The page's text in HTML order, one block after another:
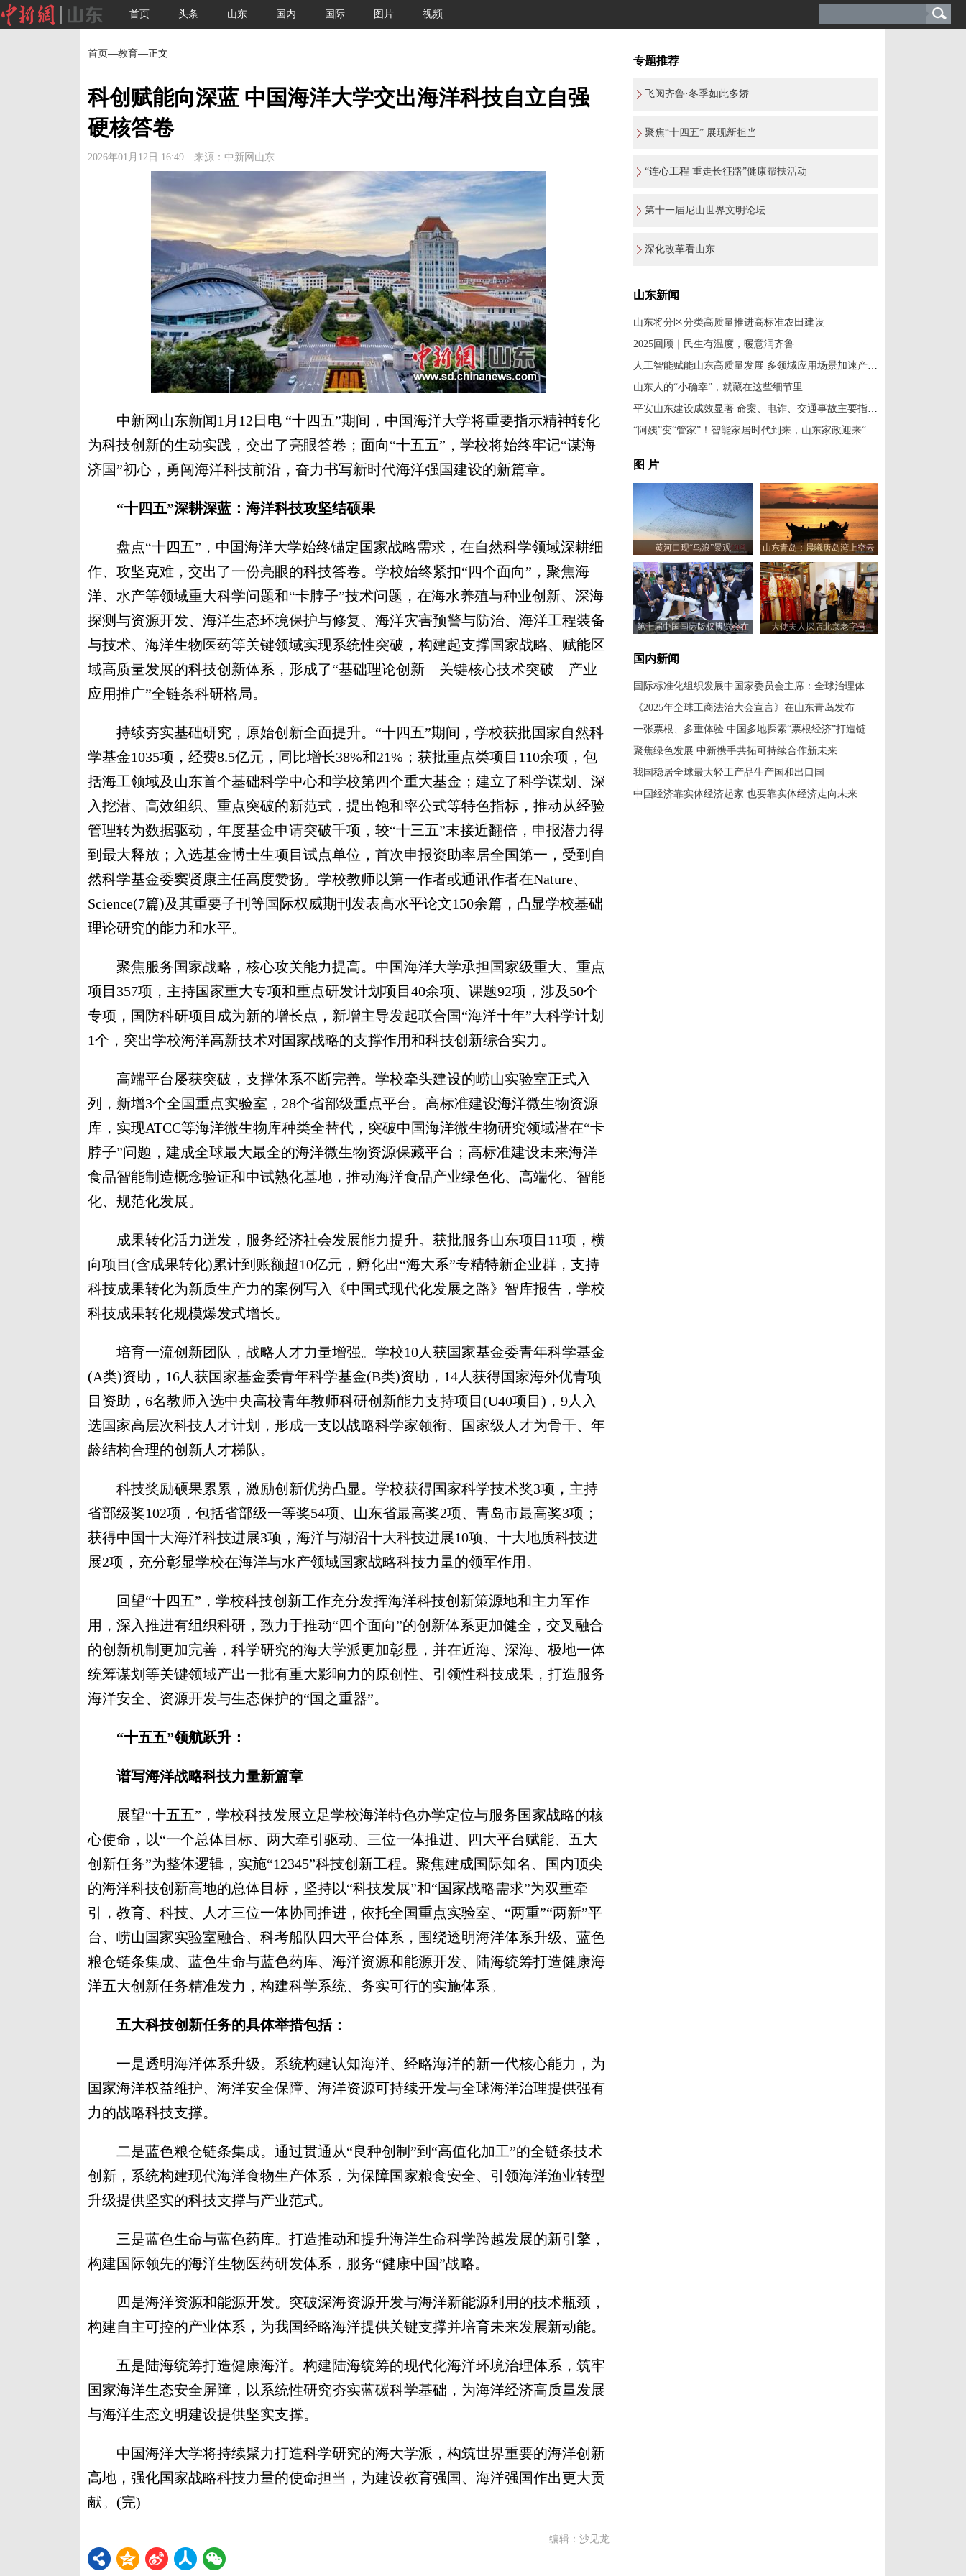
首页 头条 山东 国内 国际 图片 视频
首页—教育—正文
科创赋能向深蓝 中国海洋大学交出海洋科技自立自强
硬核答卷
2026年01月12日 16:49 来源：中新网山东
中新网山东新闻1月12日电 “十四五”期间，中国海洋大学将重要指示精神转化
为科技创新的生动实践，交出了亮眼答卷；面向“十五五”，学校将始终牢记“谋海
济国”初心，勇闯海洋科技前沿，奋力书写新时代海洋强国建设的新篇章。
“十四五”深耕深蓝：海洋科技攻坚结硕果
盘点“十四五”，中国海洋大学始终锚定国家战略需求，在自然科学领域深耕细
作、攻坚克难，交出了一份亮眼的科技答卷。学校始终紧扣“四个面向”，聚焦海
洋、水产等领域重大科学问题和“卡脖子”技术问题，在海水养殖与种业创新、深海
探测与资源开发、海洋生态环境保护与修复、海洋灾害预警与防治、海洋工程装备
与技术、海洋生物医药等关键领域实现系统性突破，构建起支撑国家战略、赋能区
域高质量发展的科技创新体系，形成了“基础理论创新—关键核心技术突破—产业
应用推广”全链条科研格局。
持续夯实基础研究，原始创新全面提升。“十四五”期间，学校获批国家自然科
学基金1035项，经费8.5亿元，同比增长38%和21%；获批重点类项目110余项，包
括海工领域及山东首个基础科学中心和学校第四个重大基金；建立了科学谋划、深
入挖潜、高效组织、重点突破的新范式，提出饱和率公式等特色指标，推动从经验
管理转为数据驱动，年度基金申请突破千项，较“十三五”末接近翻倍，申报潜力得
到最大释放；入选基金博士生项目试点单位，首次申报资助率居全国第一，受到自
然科学基金委窦贤康主任高度赞扬。学校教师以第一作者或通讯作者在Nature、
Science(7篇)及其重要子刊等国际权威期刊发表高水平论文150余篇，凸显学校基础
理论研究的能力和水平。
聚焦服务国家战略，核心攻关能力提高。中国海洋大学承担国家级重大、重点
项目357项，主持国家重大专项和重点研发计划项目40余项、课题92项，涉及50个
专项，国防科研项目成为新的增长点，新增主导发起联合国“海洋十年”大科学计划
1个，突出学校海洋高新技术对国家战略的支撑作用和科技创新综合实力。
高端平台屡获突破，支撑体系不断完善。学校牵头建设的崂山实验室正式入
列，新增3个全国重点实验室，28个省部级重点平台。高标准建设海洋微生物资源
库，实现ATCC等海洋微生物库种类全替代，突破中国海洋微生物研究领域潜在“卡
脖子”问题，建成全球最大最全的海洋微生物资源保藏平台；高标准建设未来海洋
食品智能制造概念验证和中试熟化基地，推动海洋食品产业绿色化、高端化、智能
化、规范化发展。
成果转化活力迸发，服务经济社会发展能力提升。获批服务山东项目11项，横
向项目(含成果转化)累计到账额超10亿元，孵化出“海大系”专精特新企业群，支持
科技成果转化为新质生产力的案例写入《中国式现代化发展之路》智库报告，学校
科技成果转化规模爆发式增长。
培育一流创新团队，战略人才力量增强。学校10人获国家基金委青年科学基金
(A类)资助，16人获国家基金委青年科学基金(B类)资助，14人获得国家海外优青项
目资助，6名教师入选中央高校青年教师科研创新能力支持项目(U40项目)，9人入
选国家高层次科技人才计划，形成一支以战略科学家领衔、国家级人才为骨干、年
龄结构合理的创新人才梯队。
科技奖励硕果累累，激励创新优势凸显。学校获得国家科学技术奖3项，主持
省部级奖102项，包括省部级一等奖54项、山东省最高奖2项、青岛市最高奖3项；
获得中国十大海洋科技进展3项，海洋与湖沼十大科技进展10项、十大地质科技进
展2项，充分彰显学校在海洋与水产领域国家战略科技力量的领军作用。
回望“十四五”，学校科技创新工作充分发挥海洋科技创新策源地和主力军作
用，深入推进有组织科研，致力于推动“四个面向”的创新体系更加健全，交叉融合
的创新机制更加完善，科学研究的海大学派更加彰显，并在近海、深海、极地一体
统筹谋划等关键领域产出一批有重大影响力的原创性、引领性科技成果，打造服务
海洋安全、资源开发与生态保护的“国之重器”。
“十五五”领航跃升：
谱写海洋战略科技力量新篇章
展望“十五五”，学校科技发展立足学校海洋特色办学定位与服务国家战略的核
心使命，以“一个总体目标、两大牵引驱动、三位一体推进、四大平台赋能、五大
创新任务”为整体逻辑，实施“12345”科技创新工程。聚焦建成国际知名、国内顶尖
的海洋科技创新高地的总体目标，坚持以“科技发展”和“国家战略需求”为双重牵
引，教育、科技、人才三位一体协同推进，依托全国重点实验室、“两重”“两新”平
台、崂山国家实验室融合、科考船队四大平台体系，围绕透明海洋体系升级、蓝色
粮仓链条集成、蓝色生命与蓝色药库、海洋资源和能源开发、陆海统筹打造健康海
洋五大创新任务精准发力，构建科学系统、务实可行的实施体系。
五大科技创新任务的具体举措包括：
一是透明海洋体系升级。系统构建认知海洋、经略海洋的新一代核心能力，为
国家海洋权益维护、海洋安全保障、海洋资源可持续开发与全球海洋治理提供强有
力的战略科技支撑。
二是蓝色粮仓链条集成。通过贯通从“良种创制”到“高值化加工”的全链条技术
创新，系统构建现代海洋食物生产体系，为保障国家粮食安全、引领海洋渔业转型
升级提供坚实的科技支撑与产业范式。
三是蓝色生命与蓝色药库。打造推动和提升海洋生命科学跨越发展的新引擎，
构建国际领先的海洋生物医药研发体系，服务“健康中国”战略。
四是海洋资源和能源开发。突破深海资源开发与海洋新能源利用的技术瓶颈，
构建自主可控的产业体系，为我国经略海洋提供关键支撑并培育未来发展新动能。
五是陆海统筹打造健康海洋。构建陆海统筹的现代化海洋环境治理体系，筑牢
国家海洋生态安全屏障，以系统性研究夯实蓝碳科学基础，为海洋经济高质量发展
与海洋生态文明建设提供坚实支撑。
中国海洋大学将持续聚力打造科学研究的海大学派，构筑世界重要的海洋创新
高地，强化国家战略科技力量的使命担当，为建设教育强国、海洋强国作出更大贡
献。(完)
编辑：沙见龙
专题推荐
飞阅齐鲁·冬季如此多娇
聚焦“十四五” 展现新担当
“连心工程 重走长征路”健康帮扶活动
第十一届尼山世界文明论坛
深化改革看山东
山东新闻
山东将分区分类高质量推进高标准农田建设
2025回顾｜民生有温度，暖意润齐鲁
人工智能赋能山东高质量发展 多领域应用场景加速产业升级
山东人的“小确幸”，就藏在这些细节里
平安山东建设成效显著 命案、电诈、交通事故主要指标全面下降
“阿姨”变“管家”！智能家居时代到来，山东家政迎来“升维”革命
图 片
黄河口现“鸟浪”景观
山东青岛：晨曦唐岛湾上空云
霞变幻 宛如油画
第十届中国国际版权博览会在
大使夫人探店北京老字号
国内新闻
国际标准化组织发展中国家委员会主席：全球治理体系改革应共建共享
《2025年全球工商法治大会宣言》在山东青岛发布
一张票根、多重体验 中国多地探索“票根经济”打造链式消费新场景
聚焦绿色发展 中新携手共拓可持续合作新未来
我国稳居全球最大轻工产品生产国和出口国
中国经济靠实体经济起家 也要靠实体经济走向未来